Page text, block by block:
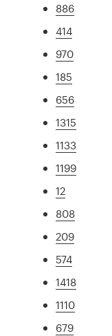
886
414
970
185
656
1315
1133
1199
12
808
209
574
1418
1110
679